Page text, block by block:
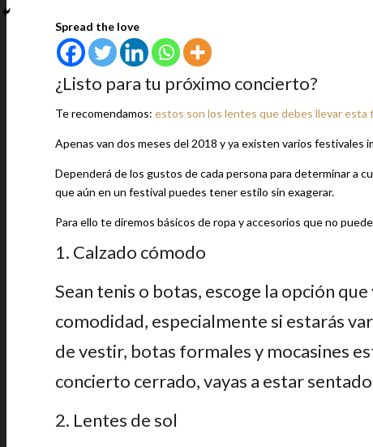
Spread the love
¿Listo para tu próximo concierto?
Te recomendamos: estos son los lentes que debes llevar esta
Apenas van dos meses del 2018 y ya existen varios festivales
Dependerá de los gustos de cada persona para determinar a
que aún en un festival puedes tener estilo sin exagerar.
Para ello te diremos básicos de ropa y accesorios que no
1. Calzado cómodo
Sean tenis o botas, escoge la opción
comodidad, especialmente si estarás
de vestir, botas formales y mocasines
concierto cerrado, vayas a estar
2. Lentes de sol